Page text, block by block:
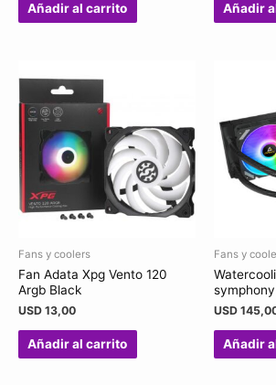
Añadir al carrito Añadir
Fans y coolers
Fan Adata Xpg Vento 120
Argb Black
USD 13,00
Añadir al carrito
Fans y
USD
Añadir